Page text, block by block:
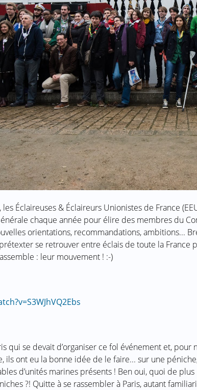
Éclaireuses & Éclaireurs Unionistes de France
chaque année pour élire des membres du
orientations, recommandations, ambitions...
se retrouver entre éclais de toute la France
: leur mouvement ! :-)
qui se devait d’organiser ce fol événement et, pour
ils ont eu la bonne idée de le faire... sur une
d’unités marines présents ! Ben oui, quoi de plus
?! Quitte à se rassembler à Paris, autant